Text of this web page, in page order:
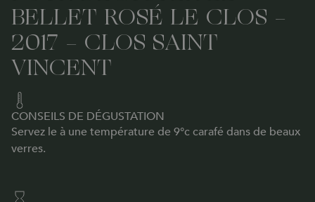
BELLET ROSÉ LE CLOS -
2017 - CLOS SAINT
VINCENT
CONSEILS DE DÉGUSTATION
Servez le à une température de 9°c carafé dans de beaux
verres.